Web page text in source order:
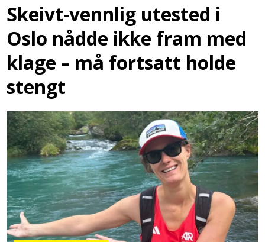
Skeivt-vennlig utested i
Oslo nådde ikke fram med
klage – må fortsatt holde
stengt